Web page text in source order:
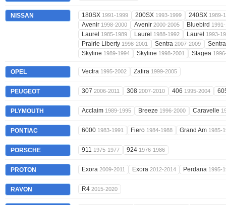
NISSAN 180SX 1991-1999 200SX 1993-1999 240SX 1989-
Avenir 1998-2000 Avenir 2000-2005 Bluebird
Laurel 1985-1989 Laurel 1988-1992 Laurel 1993-
Prairie Liberty 1998-2001 Sentra 2007-2009
Skyline 1989-1994 Skyline 1998-2001 Stagea
OPEL Vectra 1995-2002 Zafira 1999-2005
PEUGEOT 307 2006-2011 308 2007-2010 406 1995-2004
PLYMOUTH Acclaim 1989-1995 Breeze 1996-2000 Caravelle
PONTIAC 6000 1983-1991 Fiero 1984-1988 Grand Am 1985-
PORSCHE 911 1975-1977 924 1976-1986
PROTON Exora 2009-2011 Exora 2012-2014 Perdana 1995-
RAVON R4 2015-2020